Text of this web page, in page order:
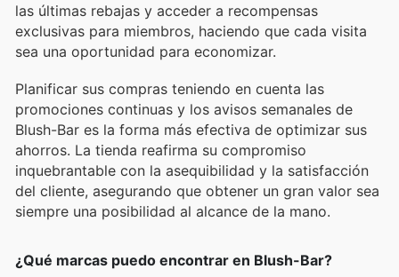
las últimas rebajas y acceder a recompensas
exclusivas para miembros, haciendo que cada visita
sea una oportunidad para economizar.
Planificar sus compras teniendo en cuenta las
promociones continuas y los avisos semanales de
Blush-Bar es la forma más efectiva de optimizar sus
ahorros. La tienda reafirma su compromiso
inquebrantable con la asequibilidad y la satisfacción
del cliente, asegurando que obtener un gran valor sea
siempre una posibilidad al alcance de la mano.
¿Qué marcas puedo encontrar en Blush-Bar?